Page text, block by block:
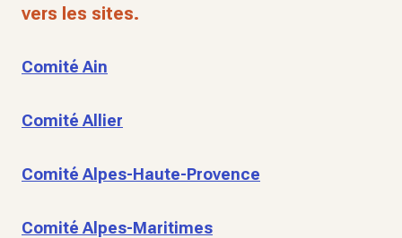
vers les sites.
Comité Ain
Comité Allier
Comité Alpes-Haute-Provence
Comité Alpes-Maritimes